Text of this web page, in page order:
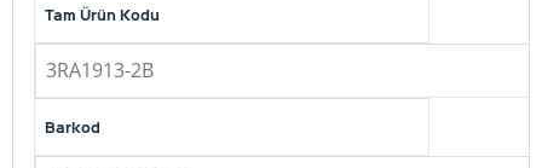
Tam Ürün Kodu
3RA1913-2B
Barkod